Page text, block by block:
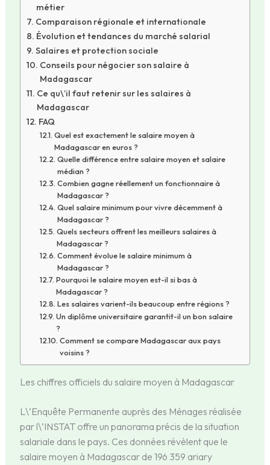
métier
Comparaison régionale et internationale
Évolution et tendances du marché salarial
Salaires et protection sociale
Conseils pour négocier son salaire à
Madagascar
Ce qu\’il faut retenir sur les salaires à
Madagascar
FAQ
Quel est exactement le salaire moyen à
Madagascar en euros ?
Quelle différence entre salaire moyen et salaire
médian ?
Combien gagne réellement un fonctionnaire à
Madagascar ?
Quel salaire minimum pour vivre décemment à
Madagascar ?
Quels secteurs offrent les meilleurs salaires à
Madagascar ?
Comment évolue le salaire minimum à
Madagascar ?
Pourquoi le salaire moyen est-il si bas à
Madagascar ?
Les salaires varient-ils beaucoup entre régions ?
Un diplôme universitaire garantit-il un bon salaire
?
Comment se compare Madagascar aux pays
voisins ?
Les chiffres officiels du salaire moyen à Madagascar
L\’Enquête Permanente auprès des Ménages réalisée
par l\’INSTAT offre un panorama précis de la situation
salariale dans le pays. Ces données révèlent que le
salaire moyen à Madagascar de 196 359 ariary